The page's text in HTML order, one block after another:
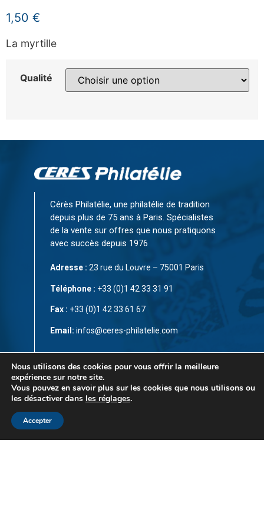
1,50 €
La myrtille
Qualité
Cérès Philatélie, une philatélie de tradition
depuis plus de 75 ans à Paris. Spécialistes
de la vente sur offres que nous pratiquons
avec succès depuis 1976
Adresse : 23 rue du Louvre – 75001 Paris
Téléphone : +33 (0)1 42 33 31 91
Fax : +33 (0)1 42 33 61 67
Email: infos@ceres-philatelie.com
CGV
Mentions légales
Contact
Nous utilisons des cookies pour vous offrir la meilleure
expérience sur notre site.
Vous pouvez en savoir plus sur les cookies que nous utilisons ou
les désactiver dans les réglages.
Accepter